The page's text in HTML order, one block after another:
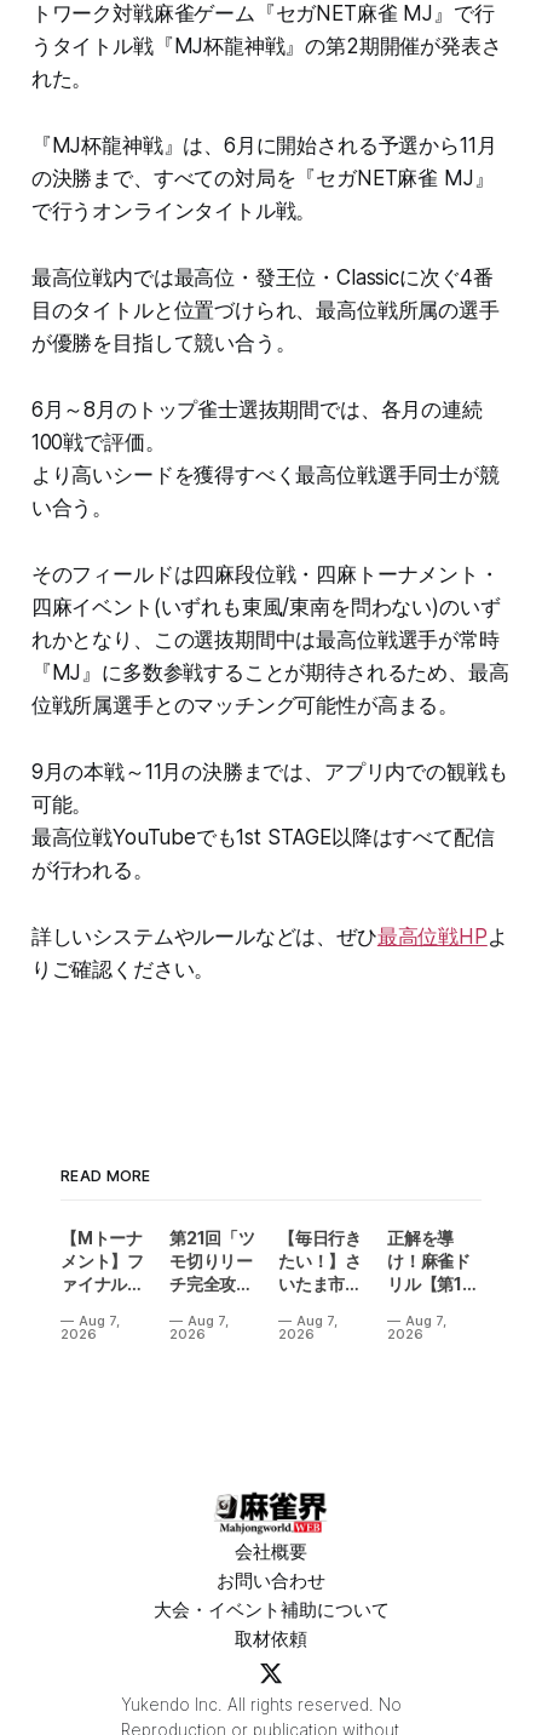
トワーク対戦麻雀ゲーム『セガNET麻雀 MJ』で行
うタイトル戦『MJ杯龍神戦』の第2期開催が発表さ
れた。
『MJ杯龍神戦』は、6月に開始される予選から11月
の決勝まで、すべての対局を『セガNET麻雀 MJ』
で行うオンラインタイトル戦。
最高位戦内では最高位・發王位・Classicに次ぐ4番
目のタイトルと位置づけられ、最高位戦所属の選手
が優勝を目指して競い合う。
6月～8月のトップ雀士選抜期間では、各月の連続
100戦で評価。
より高いシードを獲得すべく最高位戦選手同士が競
い合う。
そのフィールドは四麻段位戦・四麻トーナメント・
四麻イベント(いずれも東風/東南を問わない)のいず
れかとなり、この選抜期間中は最高位戦選手が常時
『MJ』に多数参戦することが期待されるため、最高
位戦所属選手とのマッチング可能性が高まる。
9月の本戦～11月の決勝までは、アプリ内での観戦も
可能。
最高位戦YouTubeでも1st STAGE以降はすべて配信
が行われる。
詳しいシステムやルールなどは、ぜひ最高位戦HPよ
りご確認ください。
READ MORE
【Mトーナ
メント】フ
ァイナル／2
ニバル！東
Aug 7,
2026
第21回「ツ
モ切りリー
チ完全攻
Aug 7,
2026
【毎日行き
たい！】さ
いたま市に
誕生！？
Aug 7,
2026
正解を導
け！麻雀ド
リル【第14
Aug 7,
2026
会社概要
お問い合わせ
大会・イベント補助について
取材依頼
Yukendo Inc. All rights reserved. No
Reproduction or publication without